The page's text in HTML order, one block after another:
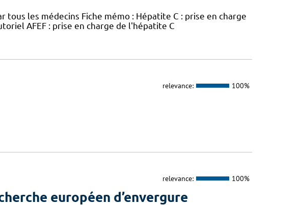
les médecins Fiche mémo : Hépatite C : prise en charge
AFEF : prise en charge de l'hépatite C
relevance: 100%
relevance: 100%
européen d’envergure